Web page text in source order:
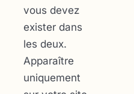
vous devez
exister dans
les deux.
Apparaître
uniquement